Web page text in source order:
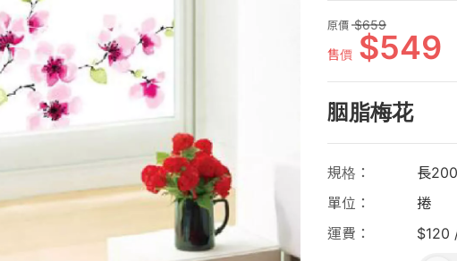
原價
659
售價
549
胭脂梅花
規格
長
單位
捲
運費
$120